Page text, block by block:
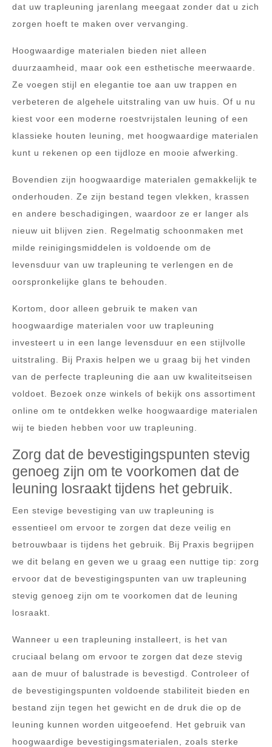
dat uw trapleuning jarenlang meegaat zonder dat u zich
zorgen hoeft te maken over vervanging.
Hoogwaardige materialen bieden niet alleen
duurzaamheid, maar ook een esthetische meerwaarde.
Ze voegen stijl en elegantie toe aan uw trappen en
verbeteren de algehele uitstraling van uw huis. Of u nu
kiest voor een moderne roestvrijstalen leuning of een
klassieke houten leuning, met hoogwaardige materialen
kunt u rekenen op een tijdloze en mooie afwerking.
Bovendien zijn hoogwaardige materialen gemakkelijk te
onderhouden. Ze zijn bestand tegen vlekken, krassen
en andere beschadigingen, waardoor ze er langer als
nieuw uit blijven zien. Regelmatig schoonmaken met
milde reinigingsmiddelen is voldoende om de
levensduur van uw trapleuning te verlengen en de
oorspronkelijke glans te behouden.
Kortom, door alleen gebruik te maken van
hoogwaardige materialen voor uw trapleuning
investeert u in een lange levensduur en een stijlvolle
uitstraling. Bij Praxis helpen we u graag bij het vinden
van de perfecte trapleuning die aan uw kwaliteitseisen
voldoet. Bezoek onze winkels of bekijk ons assortiment
online om te ontdekken welke hoogwaardige materialen
wij te bieden hebben voor uw trapleuning.
Zorg dat de bevestigingspunten stevig
genoeg zijn om te voorkomen dat de
leuning losraakt tijdens het gebruik.
Een stevige bevestiging van uw trapleuning is
essentieel om ervoor te zorgen dat deze veilig en
betrouwbaar is tijdens het gebruik. Bij Praxis begrijpen
we dit belang en geven we u graag een nuttige tip: zorg
ervoor dat de bevestigingspunten van uw trapleuning
stevig genoeg zijn om te voorkomen dat de leuning
losraakt.
Wanneer u een trapleuning installeert, is het van
cruciaal belang om ervoor te zorgen dat deze stevig
aan de muur of balustrade is bevestigd. Controleer of
de bevestigingspunten voldoende stabiliteit bieden en
bestand zijn tegen het gewicht en de druk die op de
leuning kunnen worden uitgeoefend. Het gebruik van
hoogwaardige bevestigingsmaterialen, zoals sterke